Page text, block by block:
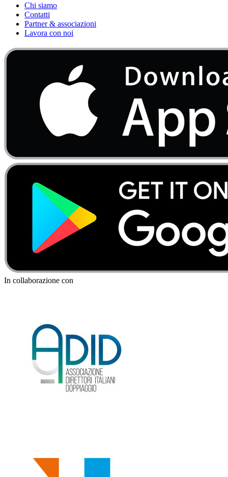
Chi siamo
Contatti
Partner & associazioni
Lavora con noi
In collaborazione con